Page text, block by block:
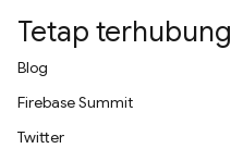
Tetap terhubung
Blog
Firebase Summit
Twitter